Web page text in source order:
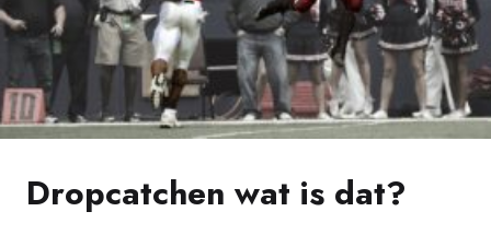
Dropcatchen wat is dat?